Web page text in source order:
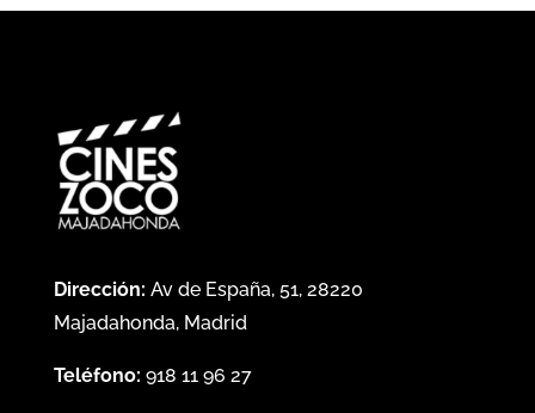
Dirección: Av de España, 51, 28220
Majadahonda, Madrid
Teléfono: 918 11 96 27